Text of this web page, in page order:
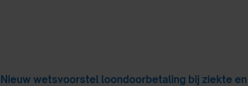
Nieuw wetsvoorstel loondoorbetaling bij ziekte